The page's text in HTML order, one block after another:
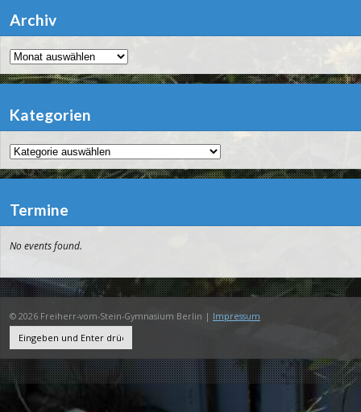
Archiv
Archiv
Kategorien
Kategorien
Termine
No events found.
© 2026 Freiherr-vom-Stein-Gymnasium Berlin | Impressum